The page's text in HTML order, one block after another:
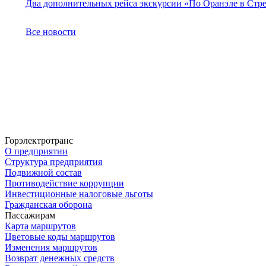
Два дополнительных рейса экскурсии «По Оранэле в
Все новости
Горэлектротранс
О предприятии
Структура предприятия
Подвижной состав
Противодействие коррупции
Инвестиционные налоговые льготы
Гражданская оборона
Пассажирам
Карта маршрутов
Цветовые коды маршрутов
Изменения маршрутов
Возврат денежных средств